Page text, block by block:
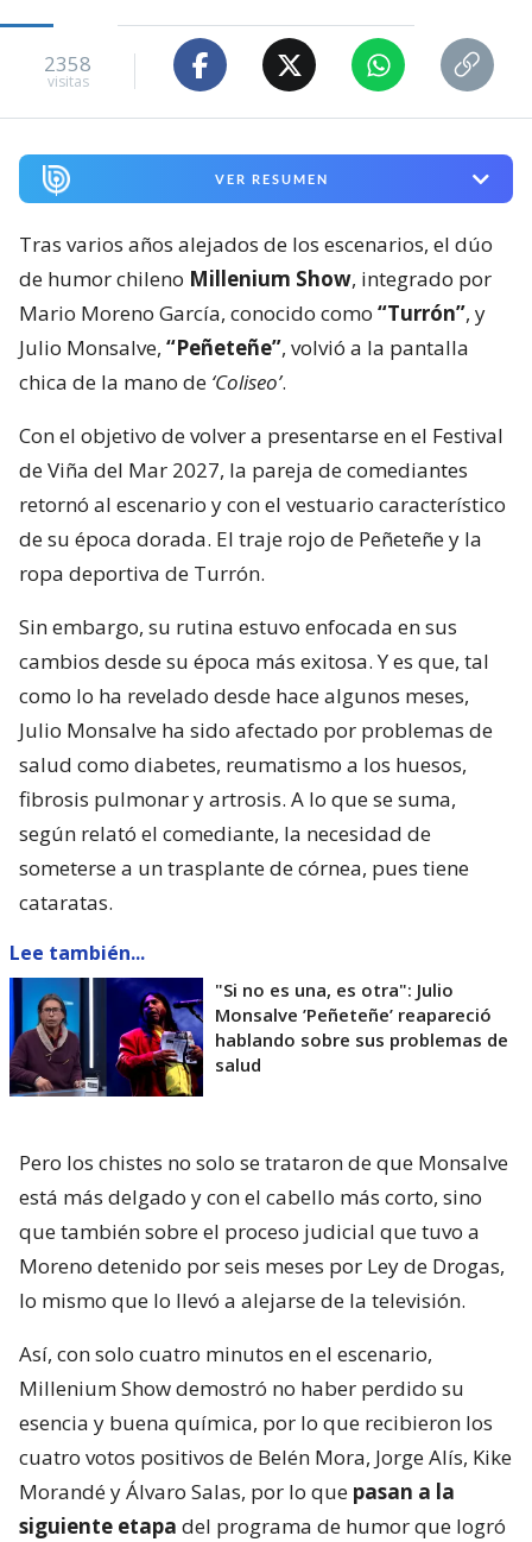
2358
visitas
VER RESUMEN
Tras varios años alejados de los escenarios, el dúo
de humor chileno Millenium Show, integrado por
Mario Moreno García, conocido como “Turrón”, y
Julio Monsalve, “Peñeteñe”, volvió a la pantalla
chica de la mano de ‘Coliseo’.
Con el objetivo de volver a presentarse en el Festival
de Viña del Mar 2027, la pareja de comediantes
retornó al escenario y con el vestuario característico
de su época dorada. El traje rojo de Peñeteñe y la
ropa deportiva de Turrón.
Sin embargo, su rutina estuvo enfocada en sus
cambios desde su época más exitosa. Y es que, tal
como lo ha revelado desde hace algunos meses,
Julio Monsalve ha sido afectado por problemas de
salud como diabetes, reumatismo a los huesos,
fibrosis pulmonar y artrosis. A lo que se suma,
según relató el comediante, la necesidad de
someterse a un trasplante de córnea, pues tiene
cataratas.
Lee también...
"Si no es una, es otra": Julio
Monsalve ’Peñeteñe’ reapareció
hablando sobre sus problemas de
salud
Pero los chistes no solo se trataron de que Monsalve
está más delgado y con el cabello más corto, sino
que también sobre el proceso judicial que tuvo a
Moreno detenido por seis meses por Ley de Drogas,
lo mismo que lo llevó a alejarse de la televisión.
Así, con solo cuatro minutos en el escenario,
Millenium Show demostró no haber perdido su
esencia y buena química, por lo que recibieron los
cuatro votos positivos de Belén Mora, Jorge Alís, Kike
Morandé y Álvaro Salas, por lo que pasan a la
siguiente etapa del programa de humor que logró